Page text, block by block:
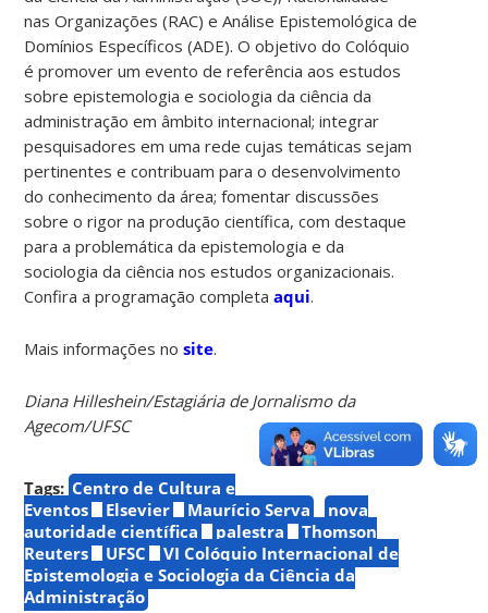
nas Organizações (RAC) e Análise Epistemológica de
Domínios Específicos (ADE). O objetivo do Colóquio
é promover um evento de referência aos estudos
sobre epistemologia e sociologia da ciência da
administração em âmbito internacional; integrar
pesquisadores em uma rede cujas temáticas sejam
pertinentes e contribuam para o desenvolvimento
do conhecimento da área; fomentar discussões
sobre o rigor na produção científica, com destaque
para a problemática da epistemologia e da
sociologia da ciência nos estudos organizacionais.
Confira a programação completaaqui.
Mais informações nosite.
Diana Hilleshein/Estagiária de Jornalismo da
Agecom/UFSC
Tags: Centro de Cultura e
Eventos
Elsevier Maurício Serva
nova
autoridade científica
palestra
Thomson
Reuters
UFSC
VI Colóquio Internacional de
Epistemologia e Sociologia da Ciência da
Administração